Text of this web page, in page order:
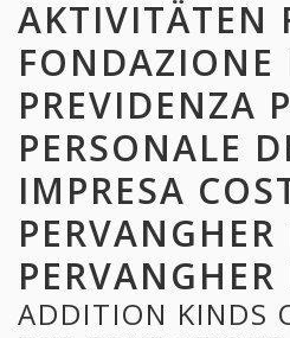
AKTIVITÄTEN
FONDAZIONE
PREVIDENZA
PERSONALE
IMPRESA
PERVANGHER
ADDITION KINDS